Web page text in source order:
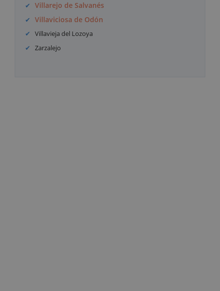
Villarejo de Salvanés
Villaviciosa de Odón
Villavieja del Lozoya
Zarzalejo